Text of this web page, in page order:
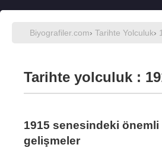
Biyografiler.com› Tarihte Yolculuk›
Tarihte yolculuk :
1915 senesindeki önemli
gelişmeler